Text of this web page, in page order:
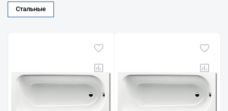
Стальные